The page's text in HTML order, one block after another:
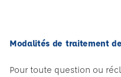
Modalités de traitement
Pour toute question ou